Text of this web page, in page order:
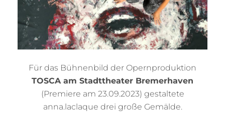
Für das Bühnenbild der Opernproduktion
TOSCA am Stadttheater Bremerhaven
(Premiere am 23.09.2023) gestaltete
anna.laclaque drei große Gemälde.